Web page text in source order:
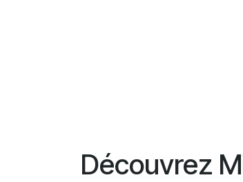
Découvrez